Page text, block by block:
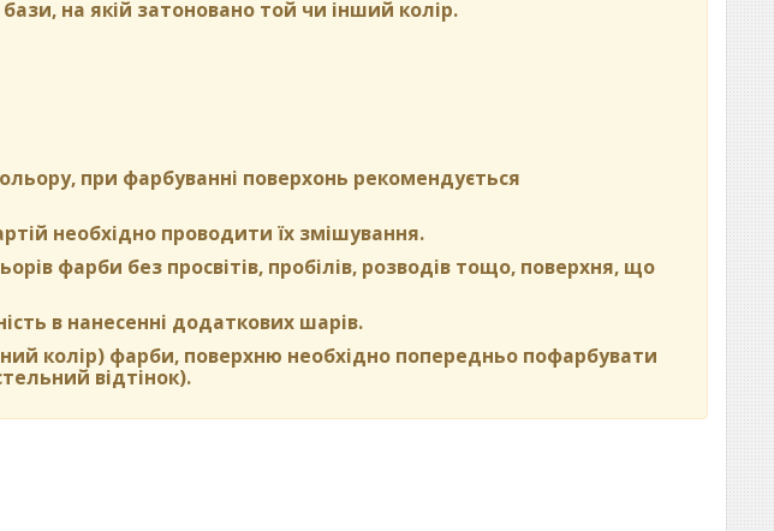
на якій затоновано той чи інший колір.
при фарбуванні поверхонь рекомендується
необхідно проводити їх змішування.
фарби без просвітів, пробілів, розводів тощо, поверхня, що
в нанесенні додаткових шарів.
колір) фарби, поверхню необхідно попередньо пофарбувати
відтінок).